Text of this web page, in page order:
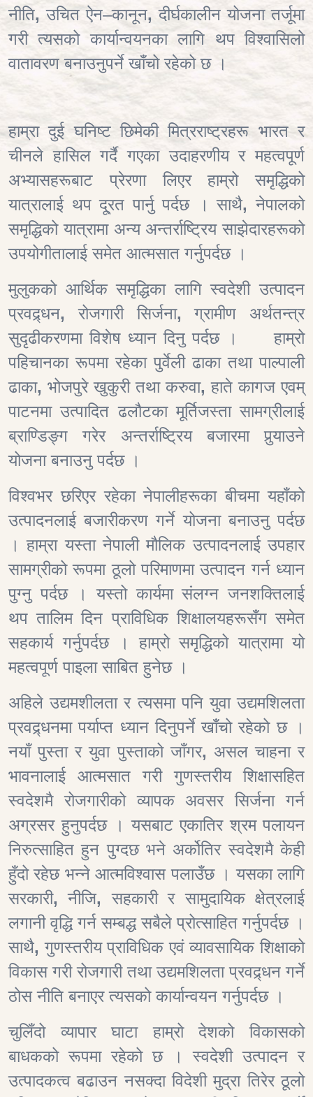
नीति,उचित ऐन–कानून,दीर्घकालीन योजना तर्जूमा
गरी त्यसको कार्यान्वयनका लागि थप विश्वासिलो
वातावरण बनाउनुपर्ने खाँचो रहेको छ ।
हाम्रा दुई घनिष्ट छिमेकी मित्रराष्ट्रहरू भारत र
चीनले हासिल गर्दै गएका उदाहरणीय र महत्वपूर्ण
अभ्यासहरूबाट प्रेरणा लिएर हाम्रो समृद्धिको
यात्रालाई थप दू्रत पार्नु पर्दछ । साथै,नेपालको
समृद्धिको यात्रामा अन्य अन्तर्राष्ट्रिय साझेदारहरूको
उपयोगीतालाई समेत आत्मसात गर्नुपर्दछ ।
मुलुकको आर्थिक समृद्धिका लागि स्वदेशी उत्पादन
प्रवद्र्धन,रोजगारी सिर्जना,ग्रामीण अर्थतन्त्र
सुदृढीकरणमा विशेष ध्यान दिनु पर्दछ ।
हाम्रो
पहिचानका रूपमा रहेका पुर्वेली ढाका तथा पाल्पाली
ढाका, भोजपुरे खुकुरी तथा करुवा,हाते कागज एवम्
पाटनमा उत्पादित ढलौटका मूर्तिजस्ता सामग्रीलाई
ब्राण्डिङ्ग गरेर अन्तर्राष्ट्रिय बजारमा पुर्‍याउने
योजना बनाउनु पर्दछ ।
विश्वभर छरिएर रहेका नेपालीहरूका बीचमा यहाँको
उत्पादनलाई बजारीकरण गर्ने योजना बनाउनु पर्दछ
। हाम्रा यस्ता नेपाली मौलिक उत्पादनलाई उपहार
सामग्रीको रूपमा ठूलो परिमाणमा उत्पादन गर्न ध्यान
पुग्नु पर्दछ । यस्तो कार्यमा संलग्न जनशक्तिलाई
थप तालिम दिन प्राविधिक शिक्षालयहरूसँग समेत
सहकार्य गर्नुपर्दछ । हाम्रो समृद्धिको यात्रामा यो
महत्वपूर्ण पाइला साबित हुनेछ ।
अहिले उद्यमशीलता र त्यसमा पनि युवा उद्यमशिलता
प्रवद्र्धनमा पर्याप्त ध्यान दिनुपर्ने खाँचो रहेको छ ।
नयाँ पुस्ता र युवा पुस्ताको जाँगर, असल चाहना र
भावनालाई आत्मसात गरी गुणस्तरीय शिक्षासहित
स्वदेशमै रोजगारीको व्यापक अवसर सिर्जना गर्न
अग्रसर हुनुपर्दछ । यसबाट एकातिर श्रम पलायन
निरुत्साहित हुन पुग्दछ भने अर्कोतिर स्वदेशमै केही
हुँदो रहेछ भन्ने आत्मविश्वास पलाउँछ । यसका लागि
सरकारी,नीजि,सहकारी र सामुदायिक क्षेत्रलाई
लगानी वृद्धि गर्न सम्बद्ध सबैले प्रोत्साहित गर्नुपर्दछ ।
साथै,गुणस्तरीय प्राविधिक एवं व्यावसायिक शिक्षाको
विकास गरी रोजगारी तथा उद्यमशिलता प्रवद्र्धन गर्ने
ठोस नीति बनाएर त्यसको कार्यान्वयन गर्नुपर्दछ ।
चुलिँदो व्यापार घाटा हाम्रो देशको विकासको
बाधकको रूपमा रहेको छ । स्वदेशी उत्पादन र
उत्पादकत्व बढाउन नसक्दा विदेशी मुद्रा तिरेर ठूलो